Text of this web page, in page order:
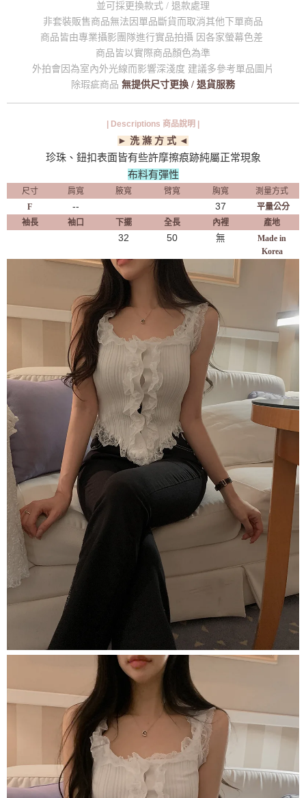
並可採更換款式 / 退款處理
非套裝販售商品無法因單品斷貨而取消其他下單商品
商品皆由專業攝影團隊進行實品拍攝 因各家螢幕色差
商品皆以實際商品顏色為準
外拍會因為室內外光線而影響深淺度 建議多參考單品圖片
除瑕疵商品 無提供尺寸更換 / 退貨服務
| Descriptions 商品說明 |
► 洗 滌 方 式 ◄
珍珠、鈕扣表面皆有些許摩擦痕跡純屬正常現象
布料有彈性
尺寸 肩寬 腋寬 臂寬 胸寬
測量方式
F
-- 37
平量公分
袖長
袖口 下擺 全長 內裡 產地
32 50 無
Made in
Korea